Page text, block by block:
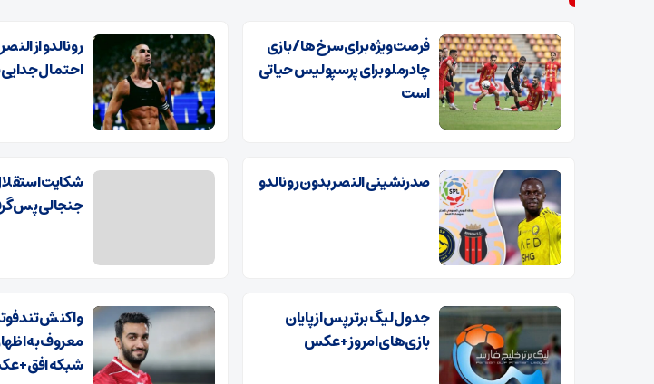
فرصت ویژه برای سرخ‌ها / بازی
چادرملو برای پرسپولیس حیاتی
است
رونالدو از
احتمال
صدرنشینی النصر بدون رونالدو
شکایت
جنجالی پس
جدول لیگ برتر پس از پایان
بازی‌های امروز+ عکس
واکنش تند
معروف به
شبکه افق+